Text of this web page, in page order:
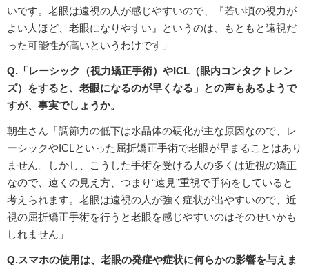
いです。老眼は遠視の人が感じやすいので、『若い頃の視力が
よい人ほど、老眼になりやすい』というのは、もともと遠視だ
った可能性が高いというわけです」
Q.「レーシック（視力矯正手術）やICL（眼内コンタクトレン
ズ）をすると、老眼になるのが早くなる」との声もあるようで
すが、事実でしょうか。
朝生さん「調節力の低下は水晶体の硬化が主な原因なので、レ
ーシックやICLといった屈折矯正手術で老眼が早まることはあり
ません。しかし、こうした手術を受ける人の多くは近視の矯正
なので、遠くの見え方、つまり“遠見”重視で手術をしていると
考えられます。老眼は遠視の人が強く症状が出やすいので、近
視の屈折矯正手術を行うと老眼を感じやすいのはそのせいかも
しれません」
Q.スマホの使用は、老眼の発症や症状に何らかの影響を与えま